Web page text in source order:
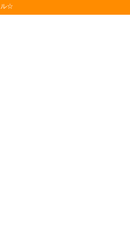
ル☆